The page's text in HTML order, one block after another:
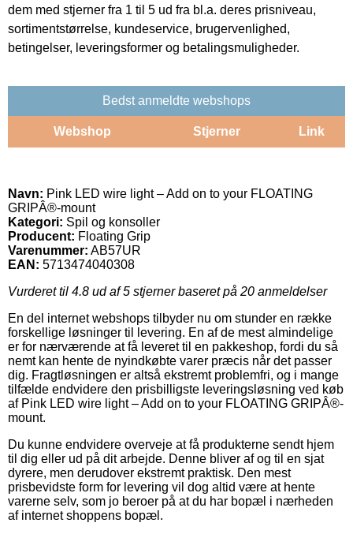
dem med stjerner fra 1 til 5 ud fra bl.a. deres prisniveau,
sortimentstørrelse, kundeservice, brugervenlighed,
betingelser, leveringsformer og betalingsmuligheder.
Bedst anmeldte webshops
Webshop Stjerner Link
Navn: Pink LED wire light – Add on to your FLOATING
GRIPÂ®-mount
Kategori: Spil og konsoller
Producent: Floating Grip
Varenummer: AB57UR
EAN: 5713474040308
Vurderet til 4.8 ud af 5 stjerner baseret på 20 anmeldelser
En del internet webshops tilbyder nu om stunder en række
forskellige løsninger til levering. En af de mest almindelige
er for nærværende at få leveret til en pakkeshop, fordi du så
nemt kan hente de nyindkøbte varer præcis når det passer
dig. Fragtløsningen er altså ekstremt problemfri, og i mange
tilfælde endvidere den prisbilligste leveringsløsning ved køb
af Pink LED wire light – Add on to your FLOATING GRIPÂ®-
mount.
Du kunne endvidere overveje at få produkterne sendt hjem
til dig eller ud på dit arbejde. Denne bliver af og til en sjat
dyrere, men derudover ekstremt praktisk. Den mest
prisbevidste form for levering vil dog altid være at hente
varerne selv, som jo beroer på at du har bopæl i nærheden
af internet shoppens bopæl.